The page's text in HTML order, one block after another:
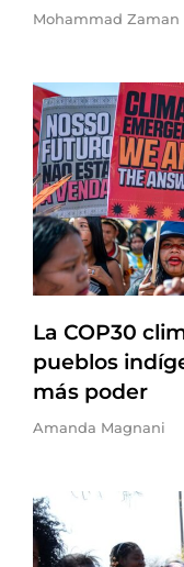
Mohammad Zaman
La COP30
pueblos
más poder
Amanda Magnani